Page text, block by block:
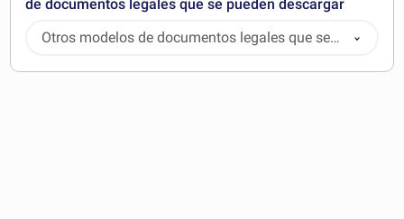
de documentos legales que se pueden descargar
Otros modelos de documentos legales que se
pueden descargar